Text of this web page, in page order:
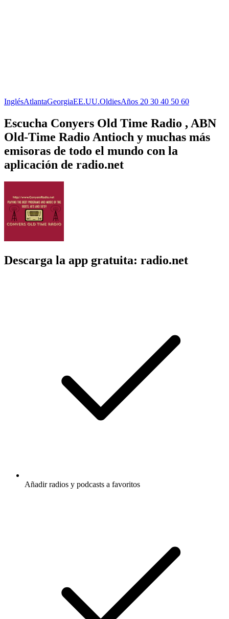
InglésAtlantaGeorgiaEE.UU.OldiesAños 20 30 40 50 60
Escucha Conyers Old Time Radio , ABN
Old-Time Radio Antioch y muchas más
emisoras de todo el mundo con la
aplicación de radio.net
Descarga la app gratuita: radio.net
Añadir radios y podcasts a favoritos